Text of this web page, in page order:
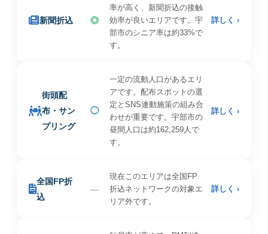
新聞折込 ◎
率が高く、新聞折込の接触
効率が良いエリアです。宇
部市のシニア率は約33%で
す。
詳しく ›
街頭配
布・サン
プリング
◯
一定の流動人口があるエリ
アです。配布スポットの選
定とSNS連動施策の組み合
わせが重要です。宇部市の
昼間人口は約162,259人で
す。
詳しく ›
全国FP折
込
—
現在このエリアは全国FP
折込ネットワークの対象エ
リア外です。
詳しく ›